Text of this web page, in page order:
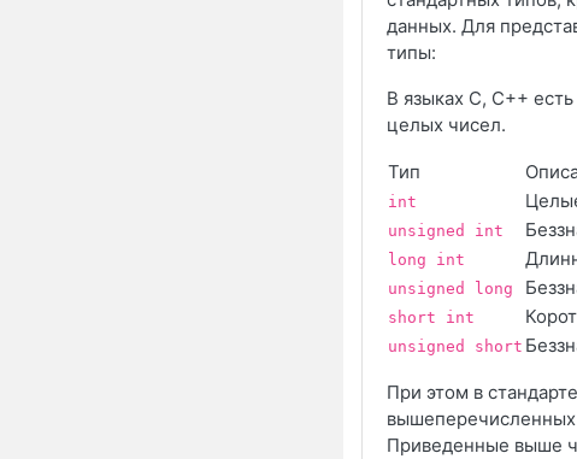
данных. Для
типы:
В языках С, C++
целых чисел.
Тип
int
unsigned int
long int
unsigned long
short int
unsigned short
При этом в
вышеперечисленных
Приведенные выше